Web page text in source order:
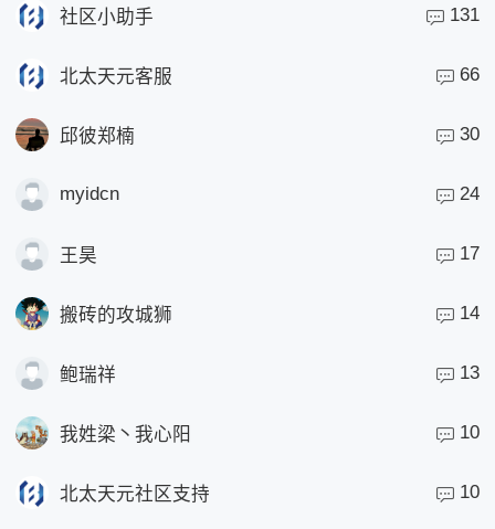
社区小助手 131
北太天元客服 66
邱彼郑楠 30
myidcn 24
王昊 17
搬砖的攻城狮 14
鲍瑞祥 13
我姓梁丶我心阳 10
北太天元社区支持 10